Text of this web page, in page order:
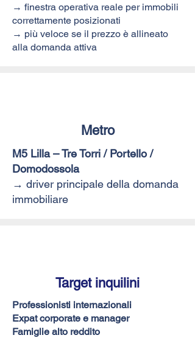
→ finestra operativa reale per immobili
correttamente posizionati
→ più veloce se il prezzo è allineato
alla domanda attiva
Metro
M5 Lilla – Tre Torri / Portello /
Domodossola
→ driver principale della domanda
immobiliare
Target inquilini
Professionisti internazionali
Expat corporate e manager
Famiglie alto reddito